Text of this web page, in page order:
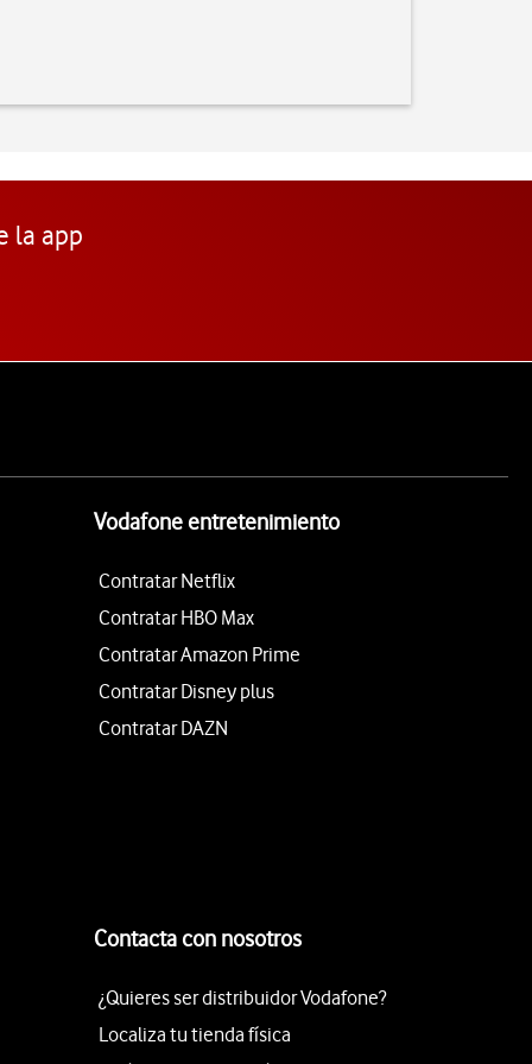
la app
Vodafone entretenimiento
Contratar Netflix
Contratar HBO Max
Contratar Amazon Prime
Contratar Disney plus
Contratar DAZN
Contacta con nosotros
¿Quieres ser distribuidor Vodafone?
Localiza tu tienda física